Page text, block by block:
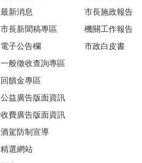
最新消息
市長新聞稿專區
電子公告欄
一般徵收查詢專區
回饋金專區
公益廣告版面資訊
收費廣告版面資訊
酒駕防制宣導
精選網站
市長施政報告
機關工作報告
市政白皮書